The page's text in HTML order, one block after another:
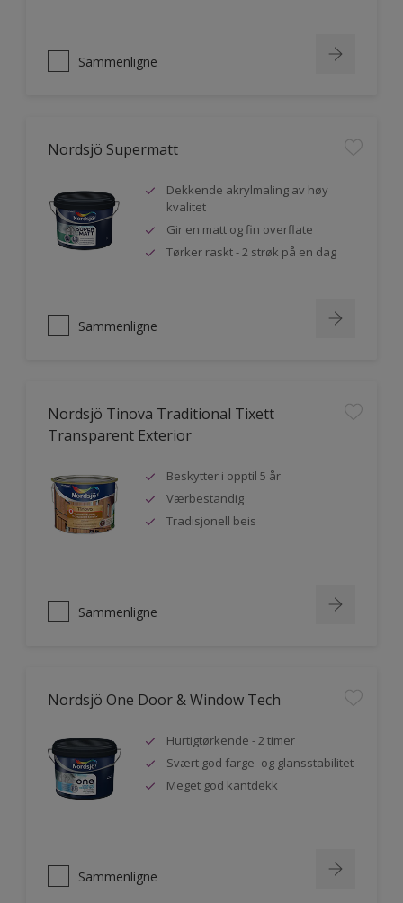
Sammenligne
Nordsjö Supermatt
Dekkende akrylmaling av høy
kvalitet
Gir en matt og fin overflate
Tørker raskt - 2 strøk på en dag
Sammenligne
Nordsjö Tinova Traditional Tixett
Transparent Exterior
Beskytter i opptil 5 år
Værbestandig
Tradisjonell beis
Sammenligne
Nordsjö One Door & Window Tech
Hurtigtørkende - 2 timer
Svært god farge- og glansstabilitet
Meget god kantdekk
Sammenligne